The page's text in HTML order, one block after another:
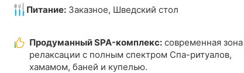
Питание: Заказное, Шведский стол
Продуманный SPA-комплекс: современная зона
релаксации с полным спектром Спа-ритуалов,
хамамом, баней и купелью.